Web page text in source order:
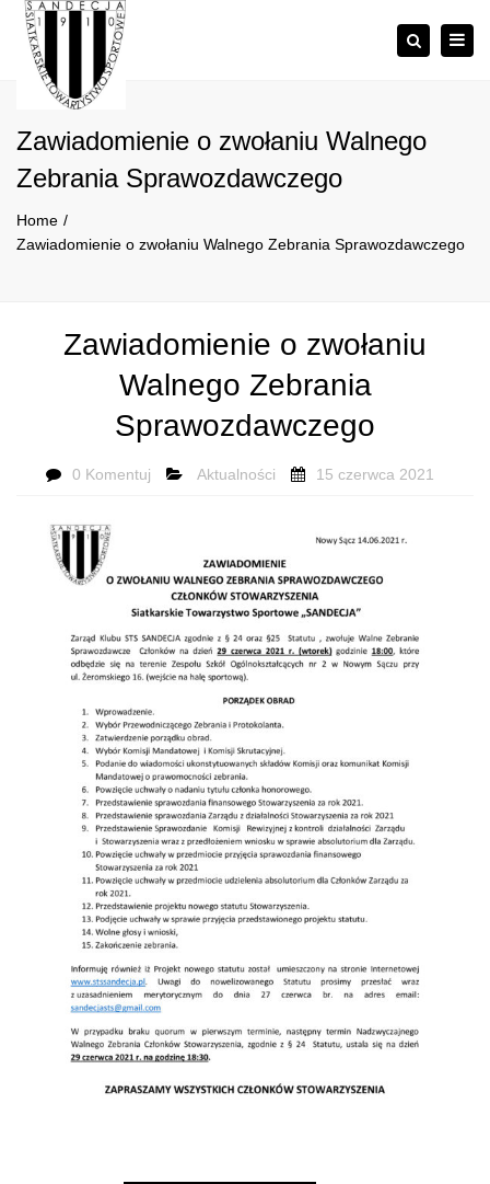
Szukaj
Zawiadomienie o zwołaniu Walnego
Zebrania Sprawozdawczego
Home
Zawiadomienie o zwołaniu Walnego Zebrania Sprawozdawczego
Zawiadomienie o zwołaniu
Walnego Zebrania
Sprawozdawczego
0 Komentuj Aktualności 15 czerwca 2021